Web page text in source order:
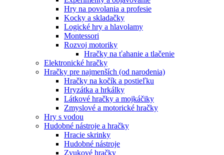
Hry na povolania a profesie
Kocky a skladačky
Logické hry a hlavolamy
Montessori
Rozvoj motoriky
Hračky na ťahanie a tlačenie
Elektronické hračky
Hračky pre najmenších (od narodenia)
Hračky na kočík a postieľku
Hryzátka a hrkálky
Látkové hračky a mojkáčiky
Zmyslové a motorické hračky
Hry s vodou
Hudobné nástroje a hračky
Hracie skrinky
Hudobné nástroje
Zvukové hračky